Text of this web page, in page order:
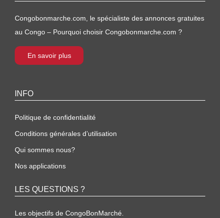
Congobonmarche.com, le spécialiste des annonces gratuites
au Congo – Pourquoi choisir Congobonmarche.com ?
En savoir plus
INFO
Politique de confidentialité
Conditions générales d’utilisation
Qui sommes nous?
Nos applications
LES QUESTIONS ?
Les objectifs de CongoBonMarché.